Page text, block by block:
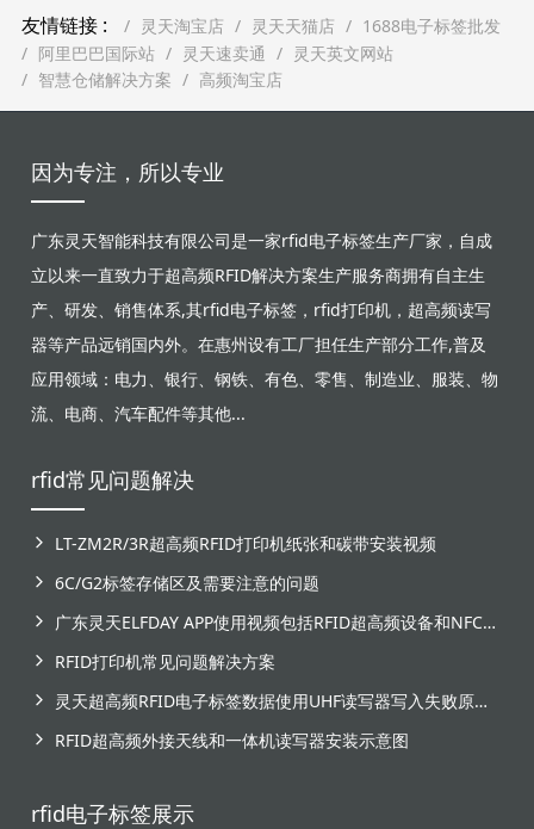
友情链接 : 灵天淘宝店 灵天天猫店
1688电子标签批发
阿里巴巴国际站
灵天速卖通
灵天英文网站
智慧仓储解决方案
高频淘宝店
因为专注，所以专业
广东灵天智能科技有限公司是一家rfid电子标签生产厂家，自成
立以来一直致力于超高频RFID解决方案生产服务商拥有自主生
产、研发、销售体系,其rfid电子标签，rfid打印机，超高频读写
器等产品远销国内外。在惠州设有工厂担任生产部分工作,普及
应用领域：电力、银行、钢铁、有色、零售、制造业、服装、物
流、电商、汽车配件等其他...
rfid常见问题解决
LT-ZM2R/3R超高频RFID打印机纸张和碳带安装视频
6C/G2标签存储区及需要注意的问题
广东灵天ELFDAY APP使用视频包括RFID超高频设备和NFC芯片标签感应
RFID打印机常见问题解决方案
灵天超高频RFID电子标签数据使用UHF读写器写入失败原因分析
RFID超高频外接天线和一体机读写器安装示意图
rfid电子标签展示